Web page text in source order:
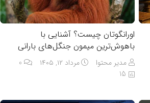
اورانگوتان چیست؟ آشنایی با
باهوش‌ترین میمون جنگل‌های بارانی
مدیر محتوا مرداد ۱۲, ۱۴۰۵
0
15